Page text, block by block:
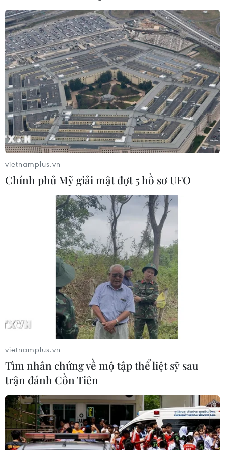
vietnamplus.vn
Chính phủ Mỹ giải mật đợt 5 hồ sơ UFO
vietnamplus.vn
Tìm nhân chứng về mộ tập thể liệt sỹ sau
trận đánh Cồn Tiên